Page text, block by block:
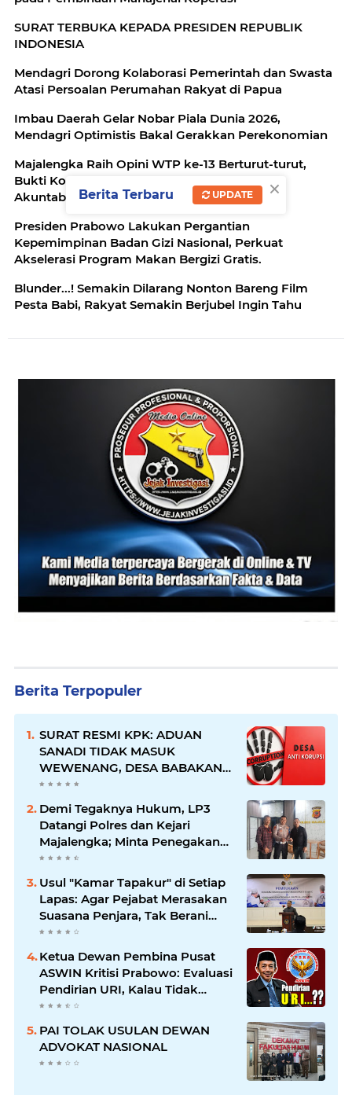
SURAT TERBUKA KEPADA PRESIDEN REPUBLIK
INDONESIA
Mendagri Dorong Kolaborasi Pemerintah dan Swasta
Atasi Persoalan Perumahan Rakyat di Papua
Imbau Daerah Gelar Nobar Piala Dunia 2026,
Mendagri Optimistis Bakal Gerakkan Perekonomian
Majalengka Raih Opini WTP ke-13 Berturut-turut,
Bukti Komitmen Tata Kelola Keuangan yang
Akuntabel.
Presiden Prabowo Lakukan Pergantian
Kepemimpinan Badan Gizi Nasional, Perkuat
Akselerasi Program Makan Bergizi Gratis.
Blunder...! Semakin Dilarang Nonton Bareng Film
Pesta Babi, Rakyat Semakin Berjubel Ingin Tahu
Berita Terpopuler
SURAT RESMI KPK: ADUAN
SANADI TIDAK MASUK
WEWENANG, DESA BABAKAN
JUSTRU DITETAPKAN DESA
ANTI KORUPSI OLEH
KEJAKSAAN
Demi Tegaknya Hukum, LP3
Datangi Polres dan Kejari
Majalengka; Minta Penegakan
Proporsional: Restoratif untuk
Lemah, Tegas untuk Narkoba &
Oknum
Usul "Kamar Tapakur" di Setiap
Lapas: Agar Pejabat Merasakan
Suasana Penjara, Tak Berani
Korupsi dan Menyalahgunakan
Ketua Dewan Pembina Pusat
ASWIN Kritisi Prabowo: Evaluasi
Pendirian URI, Kalau Tidak
Mendesak Sebaiknya
PAI TOLAK USULAN DEWAN
ADVOKAT NASIONAL
×
Berita Terbaru UPDATE